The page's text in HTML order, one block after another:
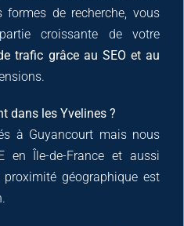
formes de recherche, vous
croissante de votre
trafic grâce au SEO et au
dans les Yvelines ?
à Guyancourt mais nous
en Île-de-France et aussi
géographique est